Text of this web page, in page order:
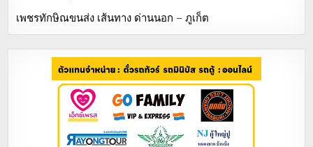
เพชรทักษิณขนส่ง เส้นทาง ด่านนอก – ภูเก็ต